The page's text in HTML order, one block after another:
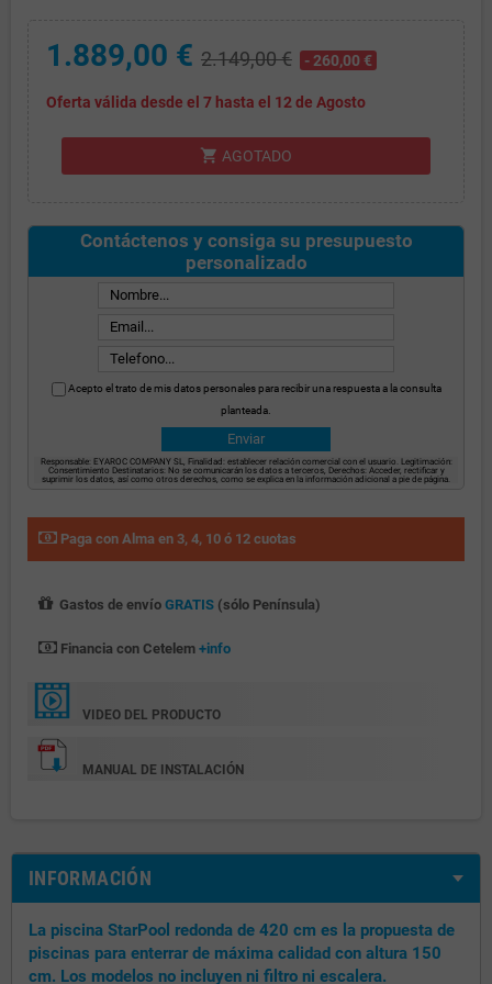
1.889,00 € 2.149,00 € - 260,00 €
Oferta válida desde el 7 hasta el 12 de Agosto
shopping_cart AGOTADO
Contáctenos y consiga su presupuesto
personalizado
Acepto el trato de mis datos personales para recibir una respuesta a la consulta
planteada.
Responsable: EYAROC COMPANY SL, Finalidad: establecer relación comercial con el usuario. Legitimación:
Consentimiento Destinatarios: No se comunicarán los datos a terceros, Derechos: Acceder, rectificar y
suprimir los datos, así como otros derechos, como se explica en la información adicional a pie de página.
Paga con Alma en 3, 4, 10 ó 12 cuotas
Gastos de envío GRATIS(sólo Península)
Financia con Cetelem +info
VIDEO DEL PRODUCTO
MANUAL DE INSTALACIÓN
INFORMACIÓN
La piscina StarPool redonda de 420 cm es la propuesta de
piscinas para enterrar de máxima calidad con altura 150
cm. Los modelos no incluyen ni filtro ni escalera.